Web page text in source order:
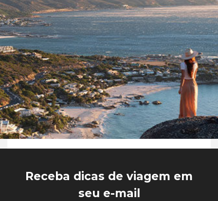
Receba dicas de viagem em
seu e-mail